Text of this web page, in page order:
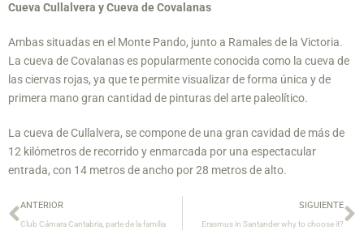
Cueva Cullalvera y Cueva de Covalanas
Ambas situadas en el Monte Pando, junto a Ramales de la Victoria.
La cueva de Covalanas es popularmente conocida como la cueva de
las ciervas rojas, ya que te permite visualizar de forma única y de
primera mano gran cantidad de pinturas del arte paleolítico.
La cueva de Cullalvera, se compone de una gran cavidad de más de
12 kilómetros de recorrido y enmarcada por una espectacular
entrada, con 14 metros de ancho por 28 metros de alto.
ANTERIOR
Club Cámara Cantabria, parte de la familia
SIGUIENTE
Erasmus in Santander why to choose it?